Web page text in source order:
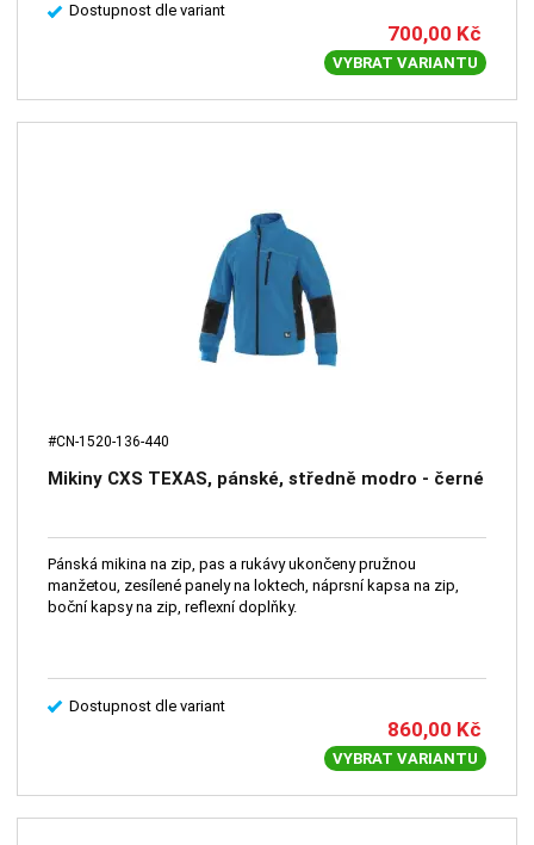
Dostupnost dle variant
700,00 Kč
VYBRAT VARIANTU
#CN-1520-136-440
Mikiny CXS TEXAS, pánské, středně modro - černé
Pánská mikina na zip, pas a rukávy ukončeny pružnou
manžetou, zesílené panely na loktech, náprsní kapsa na zip,
boční kapsy na zip, reflexní doplňky.
Dostupnost dle variant
860,00 Kč
VYBRAT VARIANTU